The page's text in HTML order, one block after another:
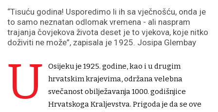
“Tisuću godina! Usporedimo li ih sa vječnošću, onda je
to samo neznatan odlomak vremena - ali naspram
trajanja čovjekova života deset je to vjekova, koje nitko
doživiti ne može”, zapisala je 1925. Josipa Glembay
U
Osijeku je 1925. godine, kao i u drugim
hrvatskim krajevima, održana velebna
svečanost obilježavanja 1000. godišnjice
Hrvatskoga Kraljevstva. Prigoda je da se ove